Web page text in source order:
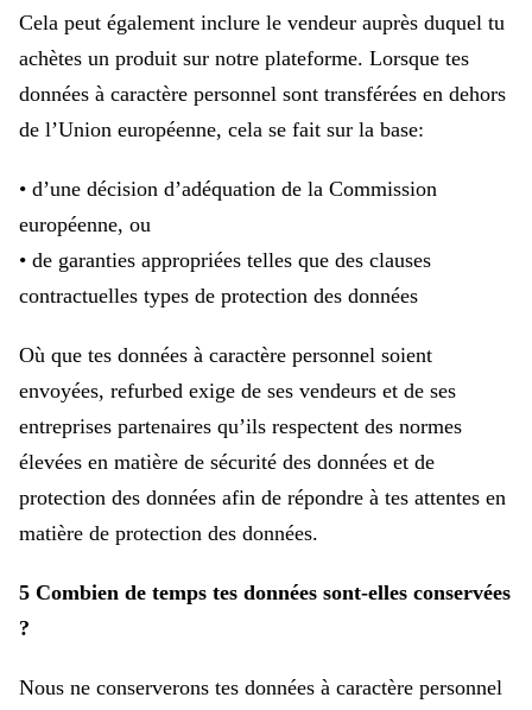
Cela peut également inclure le vendeur auprès duquel tu
achètes un produit sur notre plateforme. Lorsque tes
données à caractère personnel sont transférées en dehors
de l’Union européenne, cela se fait sur la base:
• d’une décision d’adéquation de la Commission
européenne, ou
• de garanties appropriées telles que des clauses
contractuelles types de protection des données
Où que tes données à caractère personnel soient
envoyées, refurbed exige de ses vendeurs et de ses
entreprises partenaires qu’ils respectent des normes
élevées en matière de sécurité des données et de
protection des données afin de répondre à tes attentes en
matière de protection des données.
5 Combien de temps tes données sont-elles conservées
?
Nous ne conserverons tes données à caractère personnel